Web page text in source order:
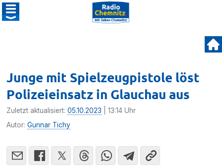
Junge mit Spielzeugpistole löst
Polizeieinsatz in Glauchau aus
Zuletzt aktualisiert:05.10.2023 | 13:14 Uhr
Autor:Gunnar Tichy